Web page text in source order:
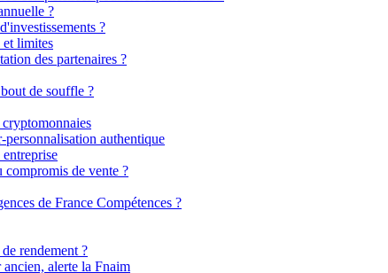
?
?
et limites
des partenaires ?
de souffle ?
authentique
de vente ?
de France Compétences ?
rendement ?
alerte la Fnaim